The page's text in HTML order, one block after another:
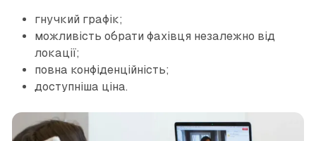
гнучкий графік;
можливість обрати фахівця незалежно від
локації;
повна конфіденційність;
доступніша ціна.